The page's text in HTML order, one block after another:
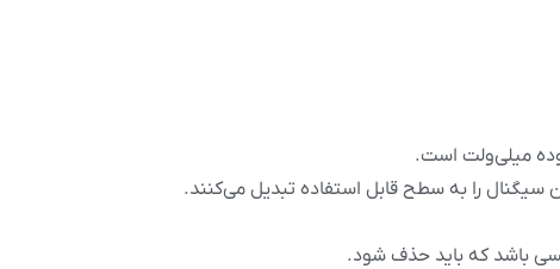
میلی‌ولت است.
باشد که باید حذف شود.